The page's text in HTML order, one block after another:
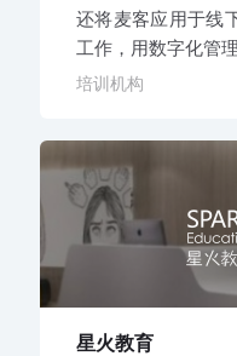
还将麦客应用于线
工作，用数字化管
培训机构
星火教育